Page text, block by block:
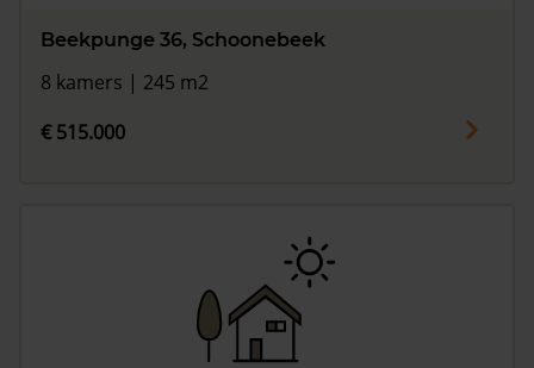
Beekpunge 36, Schoonebeek
8 kamers | 245 m2
€ 515.000